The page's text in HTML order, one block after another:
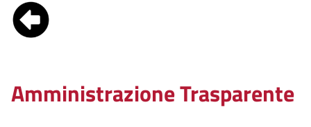
Amministrazione Trasparente